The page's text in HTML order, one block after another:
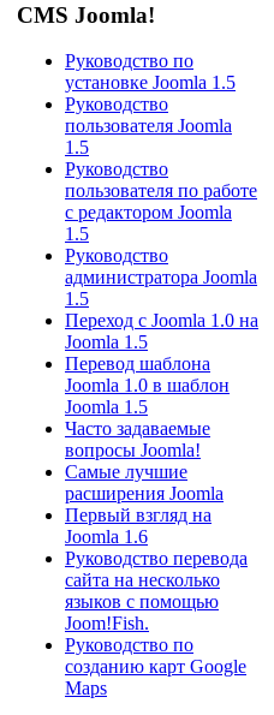
CMS Joomla!
Руководство по
установке Joomla 1.5
Руководство
пользователя Joomla
1.5
Руководство
пользователя по работе
с редактором Joomla
1.5
Руководство
администратора Joomla
1.5
Переход с Joomla 1.0 на
Joomla 1.5
Перевод шаблона
Joomla 1.0 в шаблон
Joomla 1.5
Часто задаваемые
вопросы Joomla!
Самые лучшие
расширения Joomla
Первый взгляд на
Joomla 1.6
Руководство перевода
сайта на несколько
языков с помощью
Joom!Fish.
Руководство по
созданию карт Google
Maps